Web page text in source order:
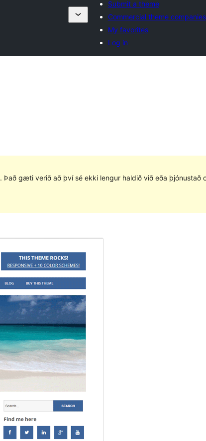
Submit a theme
Commercial theme companies
My favorites
Log in
. Það gæti verið að því sé ekki lengur haldið við eða